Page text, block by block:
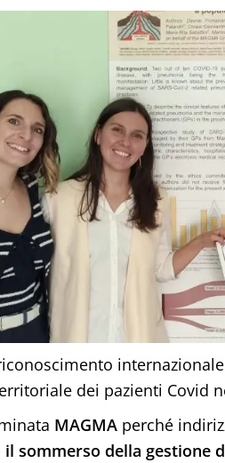
dei pazienti Covid
MAGMA perché
sommerso della gestione